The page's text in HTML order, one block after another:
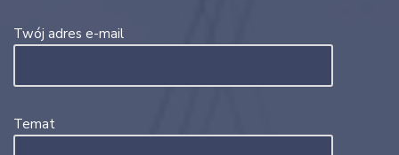
Twój adres e-mail
Temat